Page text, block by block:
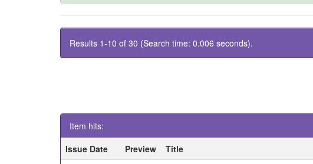
Results 1-10 of 30 (Search time: 0.006 seconds).
Item hits:
Issue Date
Preview Title